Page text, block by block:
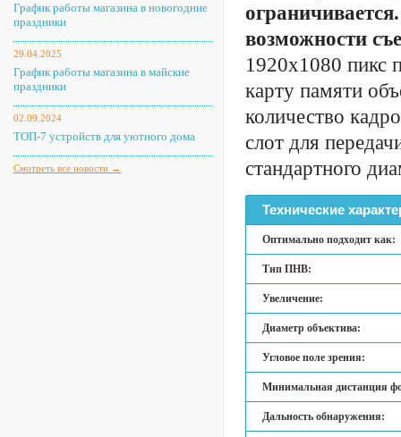
График работы магазина в новогодние
праздники
29.04.2025
График работы магазина в майские
праздники
02.09.2024
ТОП-7 устройств для уютного дома
Смотреть все новости →
возможности
1920х1080 пикс
карту памяти
количество
слот для
стандартного
Технические
Оптимально подходит как:
Тип ПНВ:
Увеличение:
Диаметр объектива:
Угловое поле зрения:
Минимальная дистанция
Дальность обнаружения: